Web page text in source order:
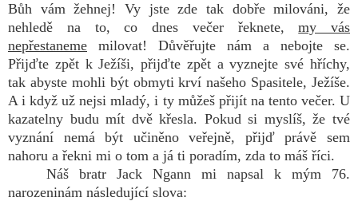
Bůh vám žehnej! Vy jste zde tak dobře milováni, že
nehledě na to, co dnes večer řeknete,my vás
nepřestaneme milovat! Důvěřujte nám a nebojte se.
Přijďte zpět k Ježíši, přijďte zpět a vyznejte své hříchy,
tak abyste mohli být obmyti krví našeho Spasitele, Ježíše.
A i když už nejsi mladý, i ty můžeš přijít na tento večer. U
kazatelny budu mít dvě křesla. Pokud si myslíš, že tvé
vyznání nemá být učiněno veřejně, přijď právě sem
nahoru a řekni mi o tom a já ti poradím, zda to máš říci.
Náš bratr Jack Ngann mi napsal k mým 76.
narozeninám následující slova: